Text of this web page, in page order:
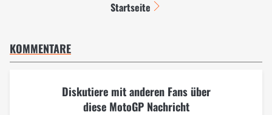
Startseite
KOMMENTARE
Diskutiere mit anderen Fans über
diese MotoGP Nachricht